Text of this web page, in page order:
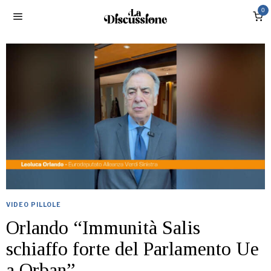
0
VIDEO PILLOLE
Orlando “Immunità Salis
schiaffo forte del Parlamento Ue